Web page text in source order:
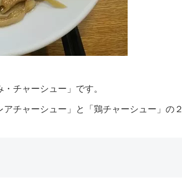
チャーシュー」です。
チャーシュー」と「鶏チャーシュー」の２